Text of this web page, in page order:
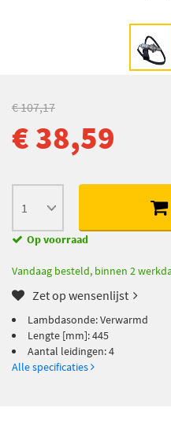
€ 107,17
€ 38,59
Op voorraad
Vandaag besteld, binnen 2
Zet op wensenlijst
Lambdasonde: Verwarmd
Lengte [mm]: 445
Aantal leidingen: 4
Alle specificaties